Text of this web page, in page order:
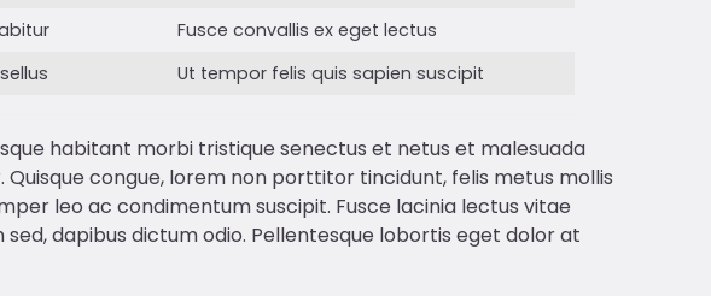
Fusce convallis ex eget lectus
Ut tempor felis quis sapien suscipit
habitant morbi tristique senectus et netus et malesuada
congue, lorem non porttitor tincidunt, felis metus mollis
leo ac condimentum suscipit. Fusce lacinia lectus vitae
dapibus dictum odio. Pellentesque lobortis eget dolor at